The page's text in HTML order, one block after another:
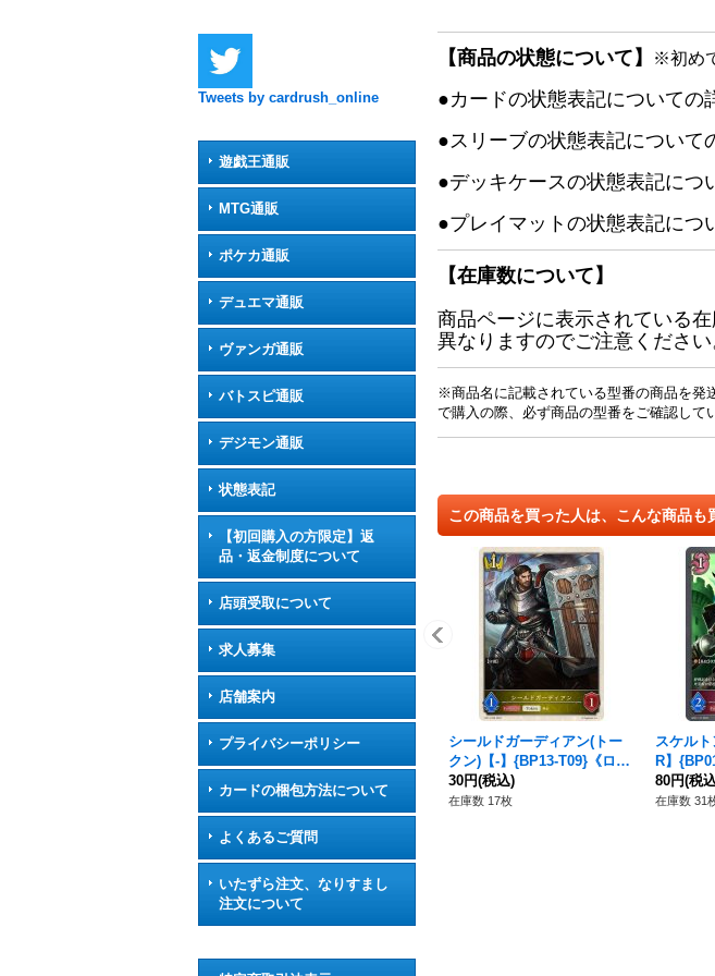
Tweets by cardrush_online
遊戯王通販
MTG通販
ポケカ通販
デュエマ通販
ヴァンガ通販
バトスピ通販
デジモン通販
状態表記
【初回購入の方限定】返
品・返金制度について
店頭受取について
求人募集
店舗案内
プライバシーポリシー
カードの梱包方法について
よくあるご質問
いたずら注文、なりすまし
注文について
【商品の状態について】 ※初め
●カードの状態表記についての
●スリーブの状態表記について
●デッキケースの状態表記につ
●プレイマットの状態表記につ
【在庫数について】
商品ページに表示されている
異なりますのでご注意ください
※商品名に記載されている型番の商品を発
で購入の際、必ず商品の型番をご確認して
この商品を買った人は、こんな商品も
シールドガーディアン(トー
クン)【-】{BP13-T09}《ロイ
ヤル》
30円(税込)
在庫数 17枚
スケル
R】
ア》
80円(税
在庫数 31